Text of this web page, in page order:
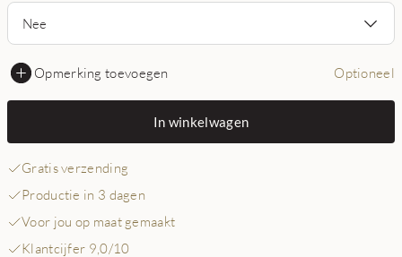
Nee
Opmerking toevoegen Optioneel
In winkelwagen
Gratis verzending
Productie in 3 dagen
Voor jou op maat gemaakt
Klantcijfer 9,0/10